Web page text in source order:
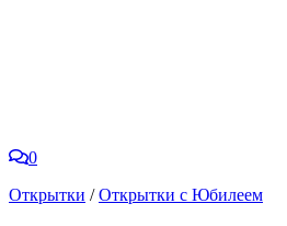
0
Открытки /Открытки с Юбилеем